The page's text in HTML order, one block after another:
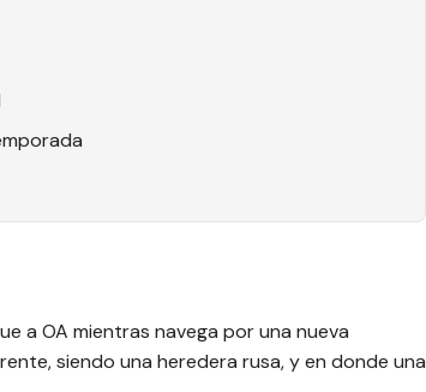
a OA mientras navega por una nueva
siendo una heredera rusa, y en donde una